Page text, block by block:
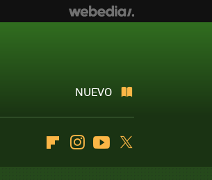
NUEVO
FlipboardInstagramYoutube